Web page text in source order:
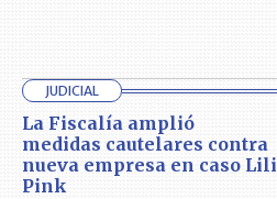
JUDICIAL
La Fiscalía amplió
medidas cautelares contra
nueva empresa en caso Lili
Pink